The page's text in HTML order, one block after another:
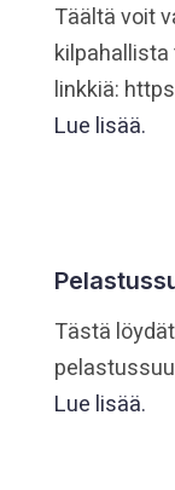
Täältä voit
linkkiä:
Lue lisää.
Tästä
Lue lisää.